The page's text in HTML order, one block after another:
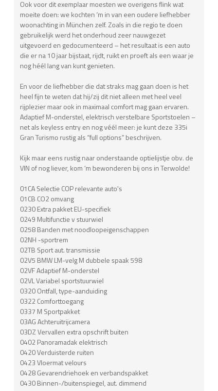
Ook voor dit exemplaar moesten we overigens flink wat
moeite doen: we kochten ‘m in van een oudere liefhebber
woonachting in München zelf. Zoals in die regio te doen
gebruikelijk werd het onderhoud zeer nauwgezet
uitgevoerd en gedocumenteerd – het resultaat is een auto
die er na 10 jaar bijstaat, rijdt, ruikt en proeft als een waar je
nog héél lang van kunt genieten.
En voor de liefhebber die dat straks mag gaan doen is het
heel fijn te weten dat hij/zij dit niet alleen met heel veel
rijplezier maar ook in maximaal comfort mag gaan ervaren.
Adaptief M-onderstel, elektrisch verstelbare Sportstoelen –
net als keyless entry en nog véél meer: je kunt deze 335i
Gran Turismo rustig als “full options” beschrijven.
Kijk maar eens rustig naar onderstaande optielijstje obv. de
VIN of nog liever, kom ‘m bewonderen bij ons in Terwolde!
01CA Selectie COP relevante auto's
01CB CO2 omvang
0230 Extra pakket EU-specifiek
0249 Multifunctie v stuurwiel
0258 Banden met noodloopeigenschappen
02NH -sportrem
02TB Sport aut. transmissie
02V5 BMW LM-velg M dubbele spaak 598
02VF Adaptief M-onderstel
02VL Variabel sportstuurwiel
0320 Ontfall, type-aanduiding
0322 Comforttoegang
0337 M Sportpakket
03AG Achteruitrijcamera
03DZ Vervallen extra opschrift buiten
0402 Panoramadak elektrisch
0420 Verduisterde ruiten
0423 Vloermat velours
0428 Gevarendriehoek en verbandspakket
0430 Binnen-/buitenspiegel, aut. dimmend